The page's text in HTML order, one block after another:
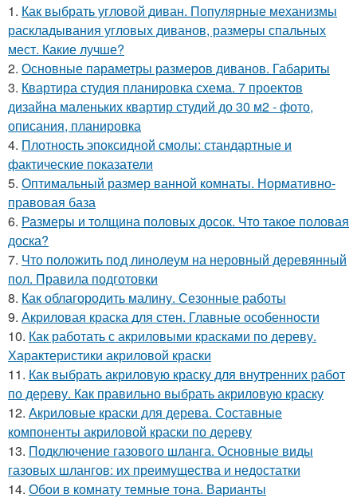
1. Как выбрать угловой диван. Популярные механизмы
раскладывания угловых диванов, размеры спальных
мест. Какие лучше?
2. Основные параметры размеров диванов. Габариты
3. Квартира студия планировка схема. 7 проектов
дизайна маленьких квартир студий до 30 м2 - фото,
описания, планировка
4. Плотность эпоксидной смолы: стандартные и
фактические показатели
5. Оптимальный размер ванной комнаты. Нормативно-
правовая база
6. Размеры и толщина половых досок. Что такое половая
доска?
7. Что положить под линолеум на неровный деревянный
пол. Правила подготовки
8. Как облагородить малину. Сезонные работы
9. Акриловая краска для стен. Главные особенности
10. Как работать с акриловыми красками по дереву.
Характеристики акриловой краски
11. Как выбрать акриловую краску для внутренних работ
по дереву. Как правильно выбрать акриловую краску
12. Акриловые краски для дерева. Составные
компоненты акриловой краски по дереву
13. Подключение газового шланга. Основные виды
газовых шлангов: их преимущества и недостатки
14. Обои в комнату темные тона. Варианты